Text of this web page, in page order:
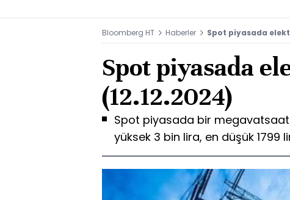
Bloomberg HT Haberler Spot piyasada
Spot piyasada
(12.12.2024)
Spot piyasada bir megavatsaat
yüksek 3 bin lira, en düşük 1799